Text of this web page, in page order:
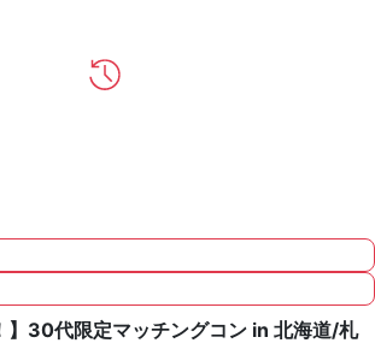
ップ
】30代限定マッチングコン in 北海道/札